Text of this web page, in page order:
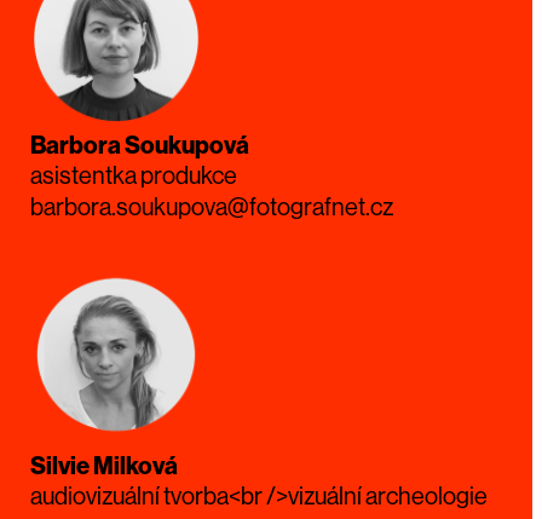
Barbora Soukupová
asistentka produkce
barbora.soukupova@fotografnet.cz
Silvie Milková
audiovizuální tvorba<br />vizuální archeologie